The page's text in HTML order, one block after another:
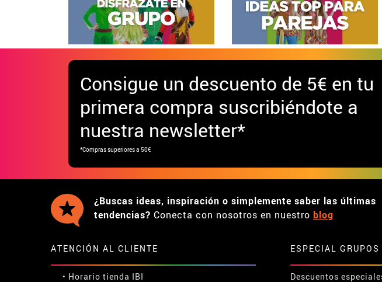
Consigue un descuento de 5€ en tu
primera compra suscribiéndote a
nuestra newsletter*
*Compras superiores a 50€
¿Buscas ideas, inspiración o simplemente saber las últimas
tendencias? Conecta con nosotros en nuestro blog
ATENCIÓN AL CLIENTE
• Horario tienda IBI
ESPECIAL GRUPOS
Descuentos